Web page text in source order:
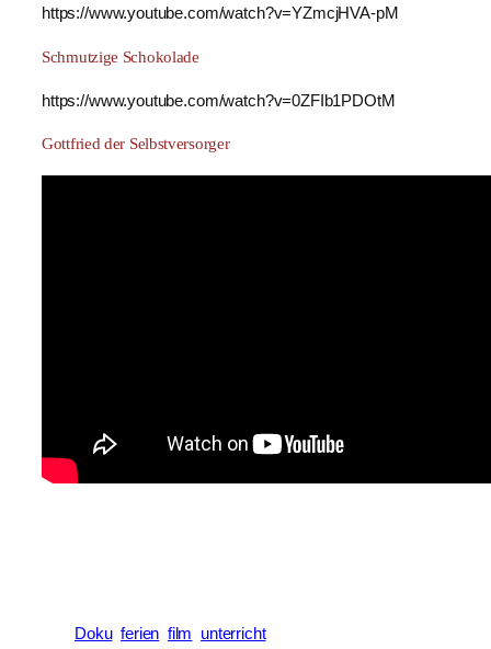
https://www.youtube.com/watch?v=YZmcjHVA-pM
Schmutzige Schokolade
https://www.youtube.com/watch?v=0ZFIb1PDOtM
Gottfried der Selbstversorger
Doku ferien film unterricht